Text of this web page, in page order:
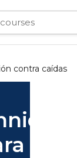
contra caídas
la